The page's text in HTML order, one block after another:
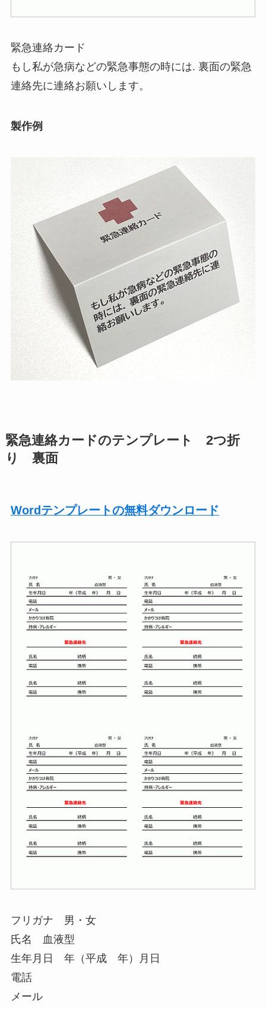
緊急連絡カード
もし私が急病などの緊急事態の時には. 裏面の緊急
連絡先に連絡お願いします。
製作例
緊急連絡カードのテンプレート 2つ折
り 裏面
Wordテンプレートの無料ダウンロード
フリガナ 男・女
氏名 血液型
生年月日 年（平成 年）月日
電話
メール